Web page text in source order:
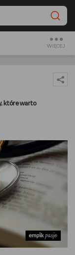
WIĘCEJ
które warto